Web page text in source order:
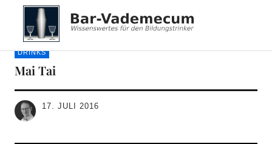
Bar-Vademecum
DRINKS
Mai Tai
17. JULI 2016